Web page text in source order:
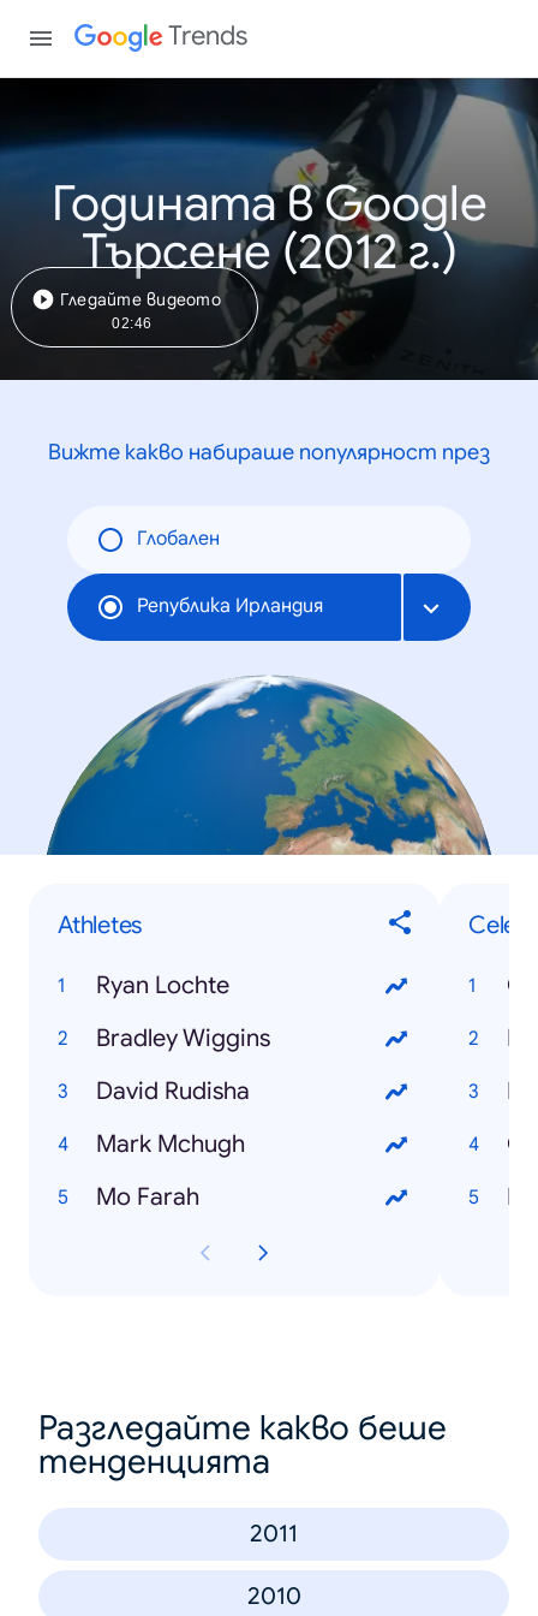
Trends
Годината в Google
Търсене (2012 г.)
Гледайте видеото
02:46
Вижте какво набираше популярност през
Глобален
Република Ирландия
Athletes
Ryan Lochte
Bradley Wiggins
David Rudisha
Mark Mchugh
Mo Farah
Разгледайте какво беше
тенденцията
2011
2010